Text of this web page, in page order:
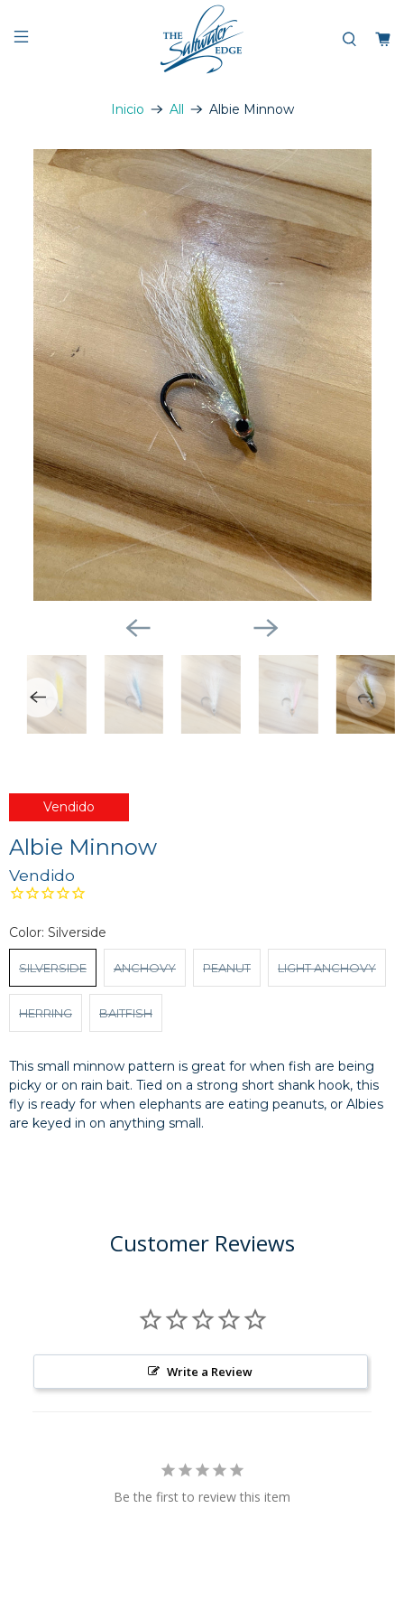
Inicio All Albie Minnow
Vendido
Albie Minnow
Vendido
Color: Silverside
SILVERSIDE ANCHOVY PEANUT LIGHT ANCHOVY
HERRING BAITFISH
This small minnow pattern is great for when fish are being
picky or on rain bait. Tied on a strong short shank hook, this
fly is ready for when elephants are eating peanuts, or Albies
are keyed in on anything small.
Customer Reviews
Write a Review
Be the first to review this item